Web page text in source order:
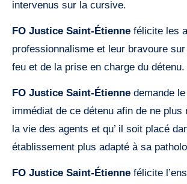
intervenus sur la cursive.
FO Justice Saint-Étienne félicite les
professionnalisme et leur bravoure
feu et de la prise en charge du détenu.
FO Justice Saint-Étienne demande
immédiat de ce détenu afin de ne plus
la vie des agents et qu’ il soit placé
établissement plus adapté à sa
FO Justice Saint-Étienne félicite